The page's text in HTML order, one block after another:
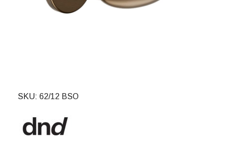
SKU 62/12 BSO